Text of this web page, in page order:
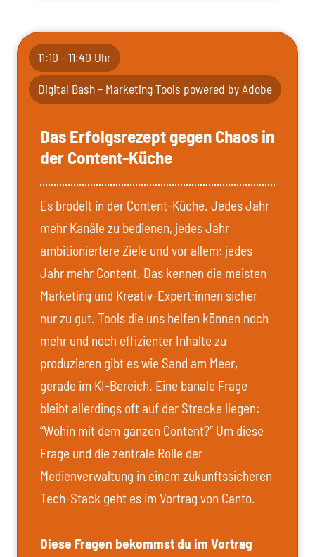
11:10 - 11:40 Uhr
Digital Bash – Marketing Tools powered by Adobe
Das Erfolgsrezept gegen Chaos in
der Content-Küche
Es brodelt in der Content-Küche. Jedes Jahr
mehr Kanäle zu bedienen, jedes Jahr
ambitioniertere Ziele und vor allem: jedes
Jahr mehr Content. Das kennen die meisten
Marketing und Kreativ-Expert:innen sicher
nur zu gut. Tools die uns helfen können noch
mehr und noch effizienter Inhalte zu
produzieren gibt es wie Sand am Meer,
gerade im KI-Bereich. Eine banale Frage
bleibt allerdings oft auf der Strecke liegen:
“Wohin mit dem ganzen Content?” Um diese
Frage und die zentrale Rolle der
Medienverwaltung in einem zukunftssicheren
Tech-Stack geht es im Vortrag von Canto.
Diese Fragen bekommst du im Vortrag